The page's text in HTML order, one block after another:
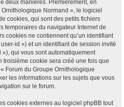
deux manières. Premièrement, en
Normand », le logiciel
cookies, qui sont des petits fichiers
temporaires du navigateur Internet de
cookies ne contiennent qu’un identifiant
id ») et un identifiant de session invité
qui vous sont automatiquement
cookie sera créé une fois que
Forum du Groupe Ornithologique
les informations sur les sujets que vous
sur le forum.
cookies externes au logiciel phpBB tout